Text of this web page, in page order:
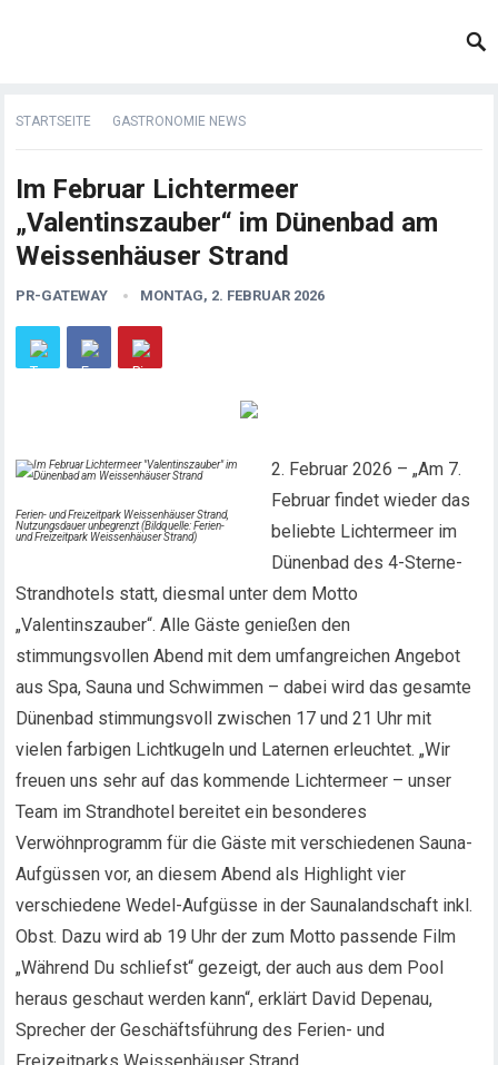
STARTSEITE GASTRONOMIE NEWS
Im Februar Lichtermeer
„Valentinszauber“ im Dünenbad am
Weissenhäuser Strand
PR-GATEWAY MONTAG, 2. FEBRUAR 2026
Ferien- und Freizeitpark Weissenhäuser Strand,
Nutzungsdauer unbegrenzt (Bildquelle: Ferien-
und Freizeitpark Weissenhäuser Strand)
2. Februar 2026 – „Am 7.
Februar findet wieder das
beliebte Lichtermeer im
Dünenbad des 4-Sterne-
Strandhotels statt, diesmal unter dem Motto
„Valentinszauber“. Alle Gäste genießen den
stimmungsvollen Abend mit dem umfangreichen Angebot
aus Spa, Sauna und Schwimmen – dabei wird das gesamte
Dünenbad stimmungsvoll zwischen 17 und 21 Uhr mit
vielen farbigen Lichtkugeln und Laternen erleuchtet. „Wir
freuen uns sehr auf das kommende Lichtermeer – unser
Team im Strandhotel bereitet ein besonderes
Verwöhnprogramm für die Gäste mit verschiedenen Sauna-
Aufgüssen vor, an diesem Abend als Highlight vier
verschiedene Wedel-Aufgüsse in der Saunalandschaft inkl.
Obst. Dazu wird ab 19 Uhr der zum Motto passende Film
„Während Du schliefst“ gezeigt, der auch aus dem Pool
heraus geschaut werden kann“, erklärt David Depenau,
Sprecher der Geschäftsführung des Ferien- und